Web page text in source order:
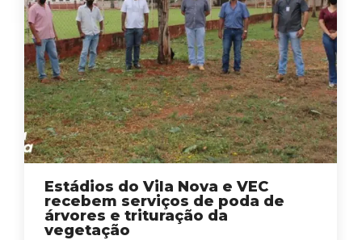
Estádios do Vila Nova e VEC
recebem serviços de poda de
árvores e trituração da
vegetação